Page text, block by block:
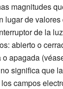
magnitudes
lugar de
de la
abierto o
apagada
significa que
campos